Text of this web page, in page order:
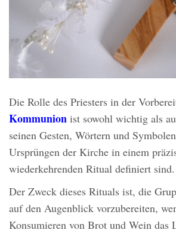
Die Rolle des Priesters in der
Kommunion ist sowohl wichtig als
seinen Gesten, Wörtern und
Ursprüngen der Kirche in einem
wiederkehrenden Ritual definiert sind.
Der Zweck dieses Rituals ist, die
auf den Augenblick vorzubereiten,
Konsumieren von Brot und Wein das